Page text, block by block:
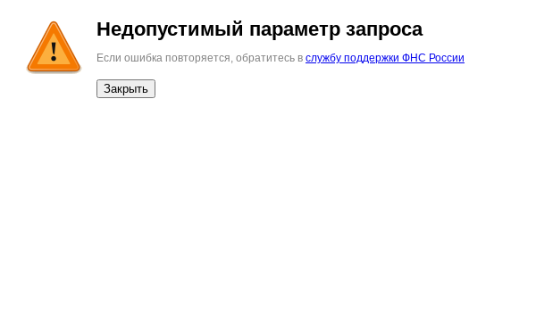
Недопустимый параметр запроса
Если ошибка повторяется, обратитесь в службу поддержки ФНС России
Закрыть